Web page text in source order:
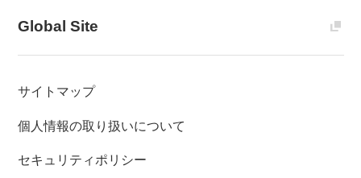
Global Site
サイトマップ
個人情報の取り扱いについて
セキュリティポリシー